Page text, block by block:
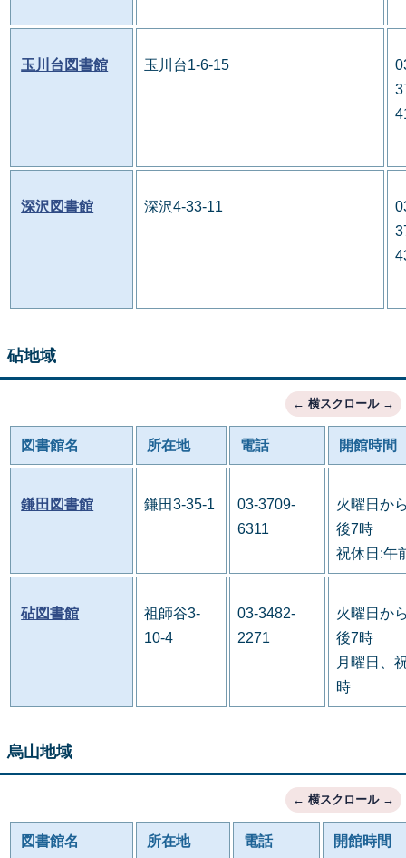
玉川台図書館 玉川台1-6-15
深沢図書館 深沢4-33-11
砧地域
図書館名 所在地 電話 開館時間
鎌田図書館 鎌田3-35-1
03-3709-
6311
火曜日か
後7時
祝休日:午
砧図書館
祖師谷3-
10-4
03-3482-
2271
火曜日か
後7時
月曜日、
時
烏山地域
図書館名 所在地 電話 開館時間